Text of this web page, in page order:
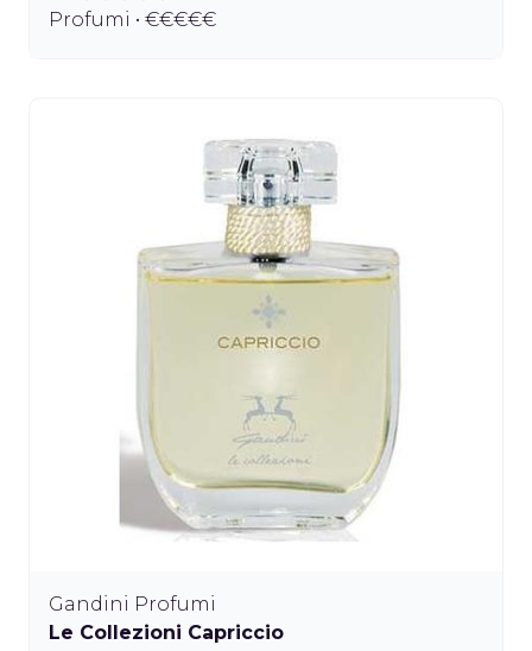
Profumi • €€€€€
Gandini Profumi
Le Collezioni Capriccio